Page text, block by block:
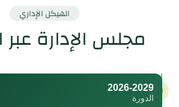
الهيكل الإداري
مجلس الإدارة عبر
2026-2029
الدورة